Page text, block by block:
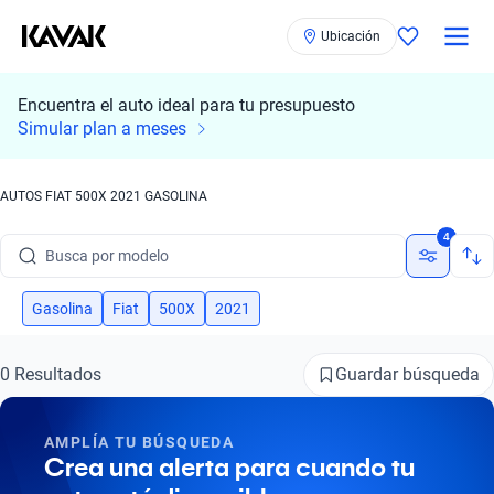
Ubicación
Encuentra el auto ideal para tu presupuesto
Simular plan a meses
AUTOS FIAT 500X 2021 GASOLINA
Busca por modelo
Busca por versión
Busca por marca
Busca por modelo
4
Gasolina Fiat 500X 2021
0 Resultados Guardar búsqueda
AMPLÍA TU BÚSQUEDA
Crea una alerta para cuando tu